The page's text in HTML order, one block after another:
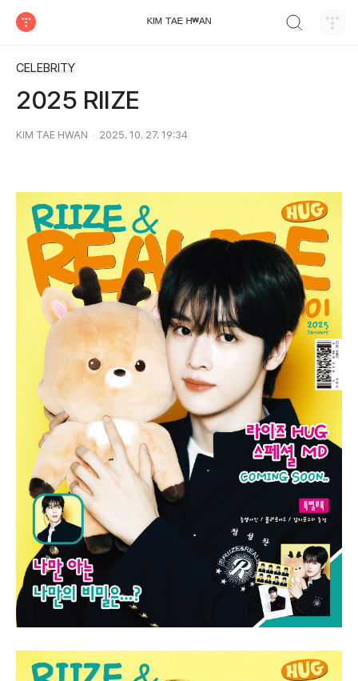
ᴷᴵᴹ ᵀᴬᴱ ᴴʷᴬᴺ
CELEBRITY
2025 RIIZE
KIM TAE HWAN 2025. 10. 27. 19:34